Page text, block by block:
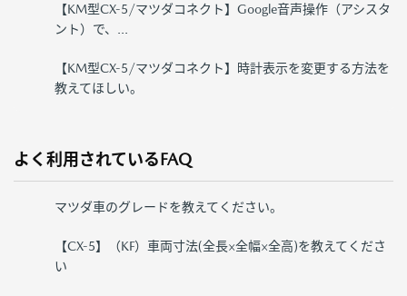
【KM型CX-5/マツダコネクト】Google音声操作（アシスタ
ント）で、...
【KM型CX-5/マツダコネクト】時計表示を変更する方法を
教えてほしい。
よく利用されているFAQ
マツダ車のグレードを教えてください。
【CX-5】（KF）車両寸法(全長×全幅×全高)を教えてくださ
い